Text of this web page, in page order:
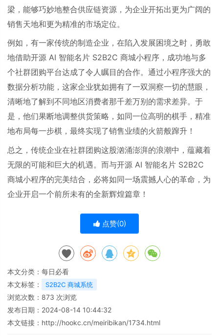
梁，能够巧妙地整合供应链资源，为企业开拓出更为广阔的
销售天地和更为精准的市场定位。
例如，有一家传统的制造企业，在陷入发展困境之时，勇敢
地借助开源 AI 智能名片 S2B2C 商城小程序，成功地与多
个社群团购平台达成了令人瞩目的合作。通过小程序强大的
数据分析功能，这家企业犹如拥有了一双洞察一切的慧眼，
清晰地了解到不同地区消费者那千差万别的需求差异。于
是，他们果断地调整供货策略，如同一位高明的棋手，精准
地布局每一步棋，最终实现了销售业绩的火箭般蹿升！
总之，传统企业在社群团购这股汹涌澎湃的浪潮中，蕴藏着
无限的可能和巨大的机遇。而与开源 AI 智能名片 S2B2C
商城小程序的完美结合，必将如同一场震撼人心的革命，为
企业开启一个前所未有的全新辉煌篇章！
点赞(0)
本文分类： 每日必看
本文标签：
S2B2C 商城系统
浏览次数： 873 次浏览
发布日期：2024-08-14 10:44:32
本文链接： http://hookc.cn/meiribikan/1734.html